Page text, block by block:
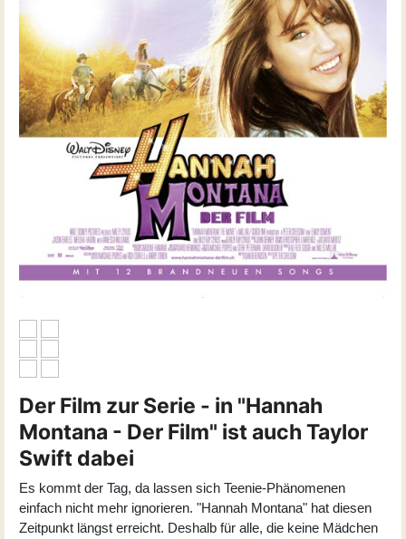
Der Film zur Serie - in "Hannah
Montana - Der Film" ist auch Taylor
Swift dabei
Es kommt der Tag, da lassen sich Teenie-Phänomenen
einfach nicht mehr ignorieren. "Hannah Montana" hat diesen
Zeitpunkt längst erreicht. Deshalb für alle, die keine Mädchen